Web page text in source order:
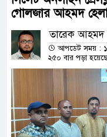
গোলজার আহমদ
তারেক আহমদ
আপডেট সময় :
২৫০ বার পড়া হয়েছে